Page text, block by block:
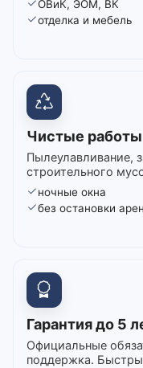
ОВиК, ЭОМ, ВК
отделка и мебель
Чистые работы
Пылеулавливание,
строительного
ночные окна
без остановки
Гарантия до 5
Официальные
поддержка.